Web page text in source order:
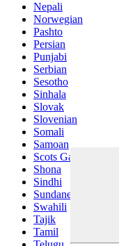
Nepali
Norwegian
Pashto
Persian
Punjabi
Serbian
Sesotho
Sinhala
Slovak
Slovenian
Somali
Samoan
Scots Gaelic
Shona
Sindhi
Sundanese
Swahili
Tajik
Tamil